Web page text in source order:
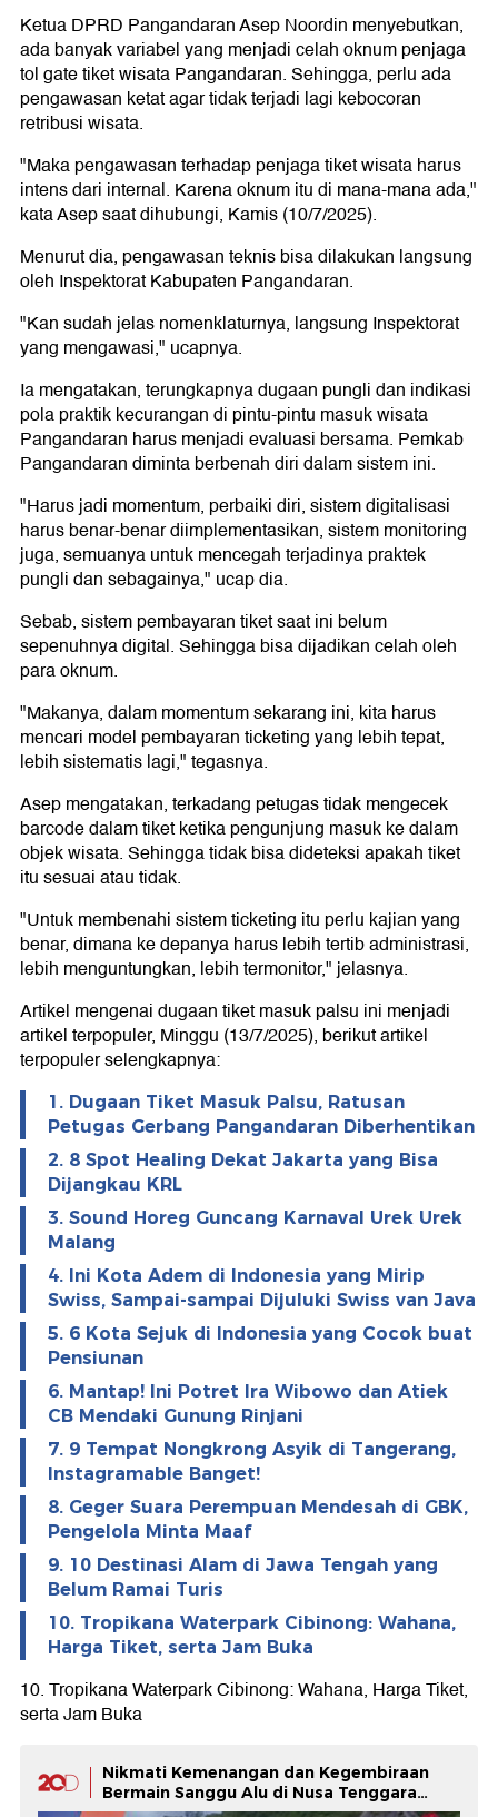
Ketua DPRD Pangandaran Asep Noordin menyebutkan,
ada banyak variabel yang menjadi celah oknum penjaga
tol gate tiket wisata Pangandaran. Sehingga, perlu ada
pengawasan ketat agar tidak terjadi lagi kebocoran
retribusi wisata.
"Maka pengawasan terhadap penjaga tiket wisata harus
intens dari internal. Karena oknum itu di mana-mana ada,"
kata Asep saat dihubungi, Kamis (10/7/2025).
Menurut dia, pengawasan teknis bisa dilakukan langsung
oleh Inspektorat Kabupaten Pangandaran.
"Kan sudah jelas nomenklaturnya, langsung Inspektorat
yang mengawasi," ucapnya.
Ia mengatakan, terungkapnya dugaan pungli dan indikasi
pola praktik kecurangan di pintu-pintu masuk wisata
Pangandaran harus menjadi evaluasi bersama. Pemkab
Pangandaran diminta berbenah diri dalam sistem ini.
"Harus jadi momentum, perbaiki diri, sistem digitalisasi
harus benar-benar diimplementasikan, sistem monitoring
juga, semuanya untuk mencegah terjadinya praktek
pungli dan sebagainya," ucap dia.
Sebab, sistem pembayaran tiket saat ini belum
sepenuhnya digital. Sehingga bisa dijadikan celah oleh
para oknum.
"Makanya, dalam momentum sekarang ini, kita harus
mencari model pembayaran ticketing yang lebih tepat,
lebih sistematis lagi," tegasnya.
Asep mengatakan, terkadang petugas tidak mengecek
barcode dalam tiket ketika pengunjung masuk ke dalam
objek wisata. Sehingga tidak bisa dideteksi apakah tiket
itu sesuai atau tidak.
"Untuk membenahi sistem ticketing itu perlu kajian yang
benar, dimana ke depanya harus lebih tertib administrasi,
lebih menguntungkan, lebih termonitor," jelasnya.
Artikel mengenai dugaan tiket masuk palsu ini menjadi
artikel terpopuler, Minggu (13/7/2025), berikut artikel
terpopuler selengkapnya:
1. Dugaan Tiket Masuk Palsu, Ratusan
Petugas Gerbang Pangandaran Diberhentikan
2. 8 Spot Healing Dekat Jakarta yang Bisa
Dijangkau KRL
3. Sound Horeg Guncang Karnaval Urek Urek
Malang
4. Ini Kota Adem di Indonesia yang Mirip
Swiss, Sampai-sampai Dijuluki Swiss van Java
5. 6 Kota Sejuk di Indonesia yang Cocok buat
Pensiunan
6. Mantap! Ini Potret Ira Wibowo dan Atiek
CB Mendaki Gunung Rinjani
7. 9 Tempat Nongkrong Asyik di Tangerang,
Instagramable Banget!
8. Geger Suara Perempuan Mendesah di GBK,
Pengelola Minta Maaf
9. 10 Destinasi Alam di Jawa Tengah yang
Belum Ramai Turis
10. Tropikana Waterpark Cibinong: Wahana,
Harga Tiket, serta Jam Buka
10. Tropikana Waterpark Cibinong: Wahana, Harga Tiket,
serta Jam Buka
Nikmati Kemenangan dan Kegembiraan
Bermain Sanggu Alu di Nusa Tenggara
Timur